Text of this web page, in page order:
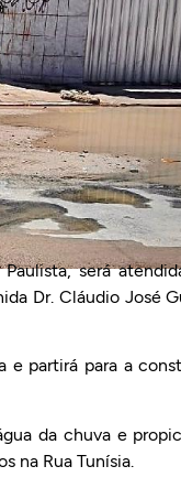
será
Dr. Cláudio José
e partirá para a
da chuva e
na Rua Tunísia.